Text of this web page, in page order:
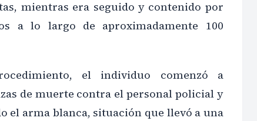
mientras era seguido y contenido por
a lo largo de aproximadamente 100
el individuo comenzó a
de muerte contra el personal policial y
el arma blanca, situación que llevó a una